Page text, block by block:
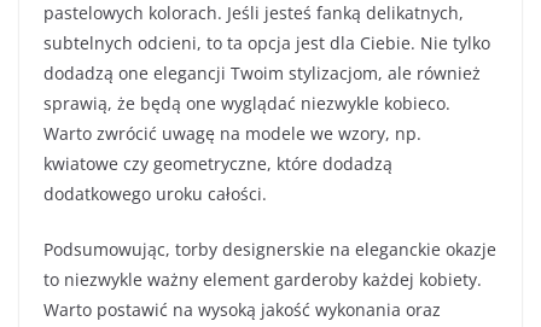
pastelowych kolorach. Jeśli jesteś fanką delikatnych,
subtelnych odcieni, to ta opcja jest dla Ciebie. Nie tylko
dodadzą one elegancji Twoim stylizacjom, ale również
sprawią, że będą one wyglądać niezwykle kobieco.
Warto zwrócić uwagę na modele we wzory, np.
kwiatowe czy geometryczne, które dodadzą
dodatkowego uroku całości.
Podsumowując, torby designerskie na eleganckie okazje
to niezwykle ważny element garderoby każdej kobiety.
Warto postawić na wysoką jakość wykonania oraz